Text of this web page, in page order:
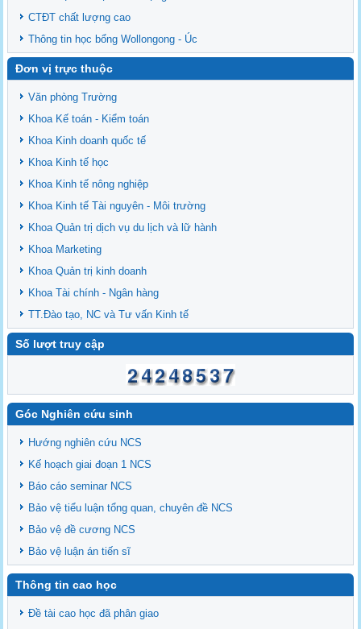
CTĐT chất lượng cao
Thông tin học bổng Wollongong - Úc
Đơn vị trực thuộc
Văn phòng Trường
Khoa Kế toán - Kiểm toán
Khoa Kinh doanh quốc tế
Khoa Kinh tế học
Khoa Kinh tế nông nghiệp
Khoa Kinh tế Tài nguyên - Môi trường
Khoa Quản trị dịch vụ du lịch và lữ hành
Khoa Marketing
Khoa Quản trị kinh doanh
Khoa Tài chính - Ngân hàng
TT.Đào tạo, NC và Tư vấn Kinh tế
Số lượt truy cập
Góc Nghiên cứu sinh
Hướng nghiên cứu NCS
Kế hoạch giai đoạn 1 NCS
Báo cáo seminar NCS
Bảo vệ tiểu luận tổng quan, chuyên đề NCS
Bảo vệ đề cương NCS
Bảo vệ luận án tiến sĩ
Thông tin cao học
Đề tài cao học đã phân giao